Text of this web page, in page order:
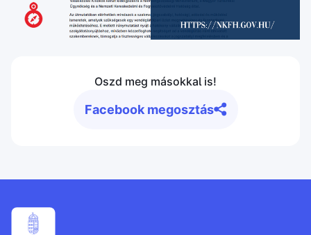
Oszd meg másokkal is!
Facebook megosztás